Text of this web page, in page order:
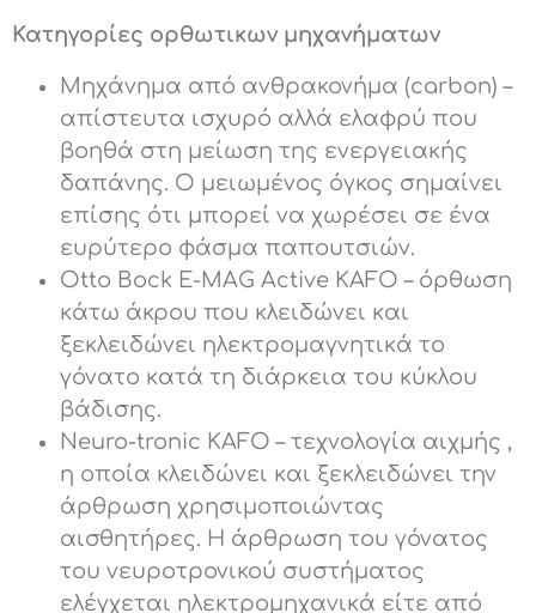
Κατηγορίες ορθωτικων μηχανήματων
Μηχάνημα από ανθρακονήμα (carbon) –
απίστευτα ισχυρό αλλά ελαφρύ που
βοηθά στη μείωση της ενεργειακής
δαπάνης. Ο μειωμένος όγκος σημαίνει
επίσης ότι μπορεί να χωρέσει σε ένα
ευρύτερο φάσμα παπουτσιών.
Otto Bock E-MAG Active KAFO – όρθωση
κάτω άκρου που κλειδώνει και
ξεκλειδώνει ηλεκτρομαγνητικά το
γόνατο κατά τη διάρκεια του κύκλου
βάδισης.
Neuro-tronic KAFO – τεχνολογία αιχμής ,
η οποία κλειδώνει και ξεκλειδώνει την
άρθρωση χρησιμοποιώντας
αισθητήρες. Η άρθρωση του γόνατος
του νευροτρονικού συστήματος
ελέγχεται ηλεκτρομηχανικά είτε από